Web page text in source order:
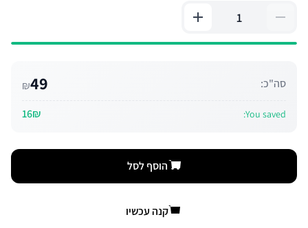
סה"כ: 49
₪
You saved:
16₪
הוסף לסל
קנה עכשיו